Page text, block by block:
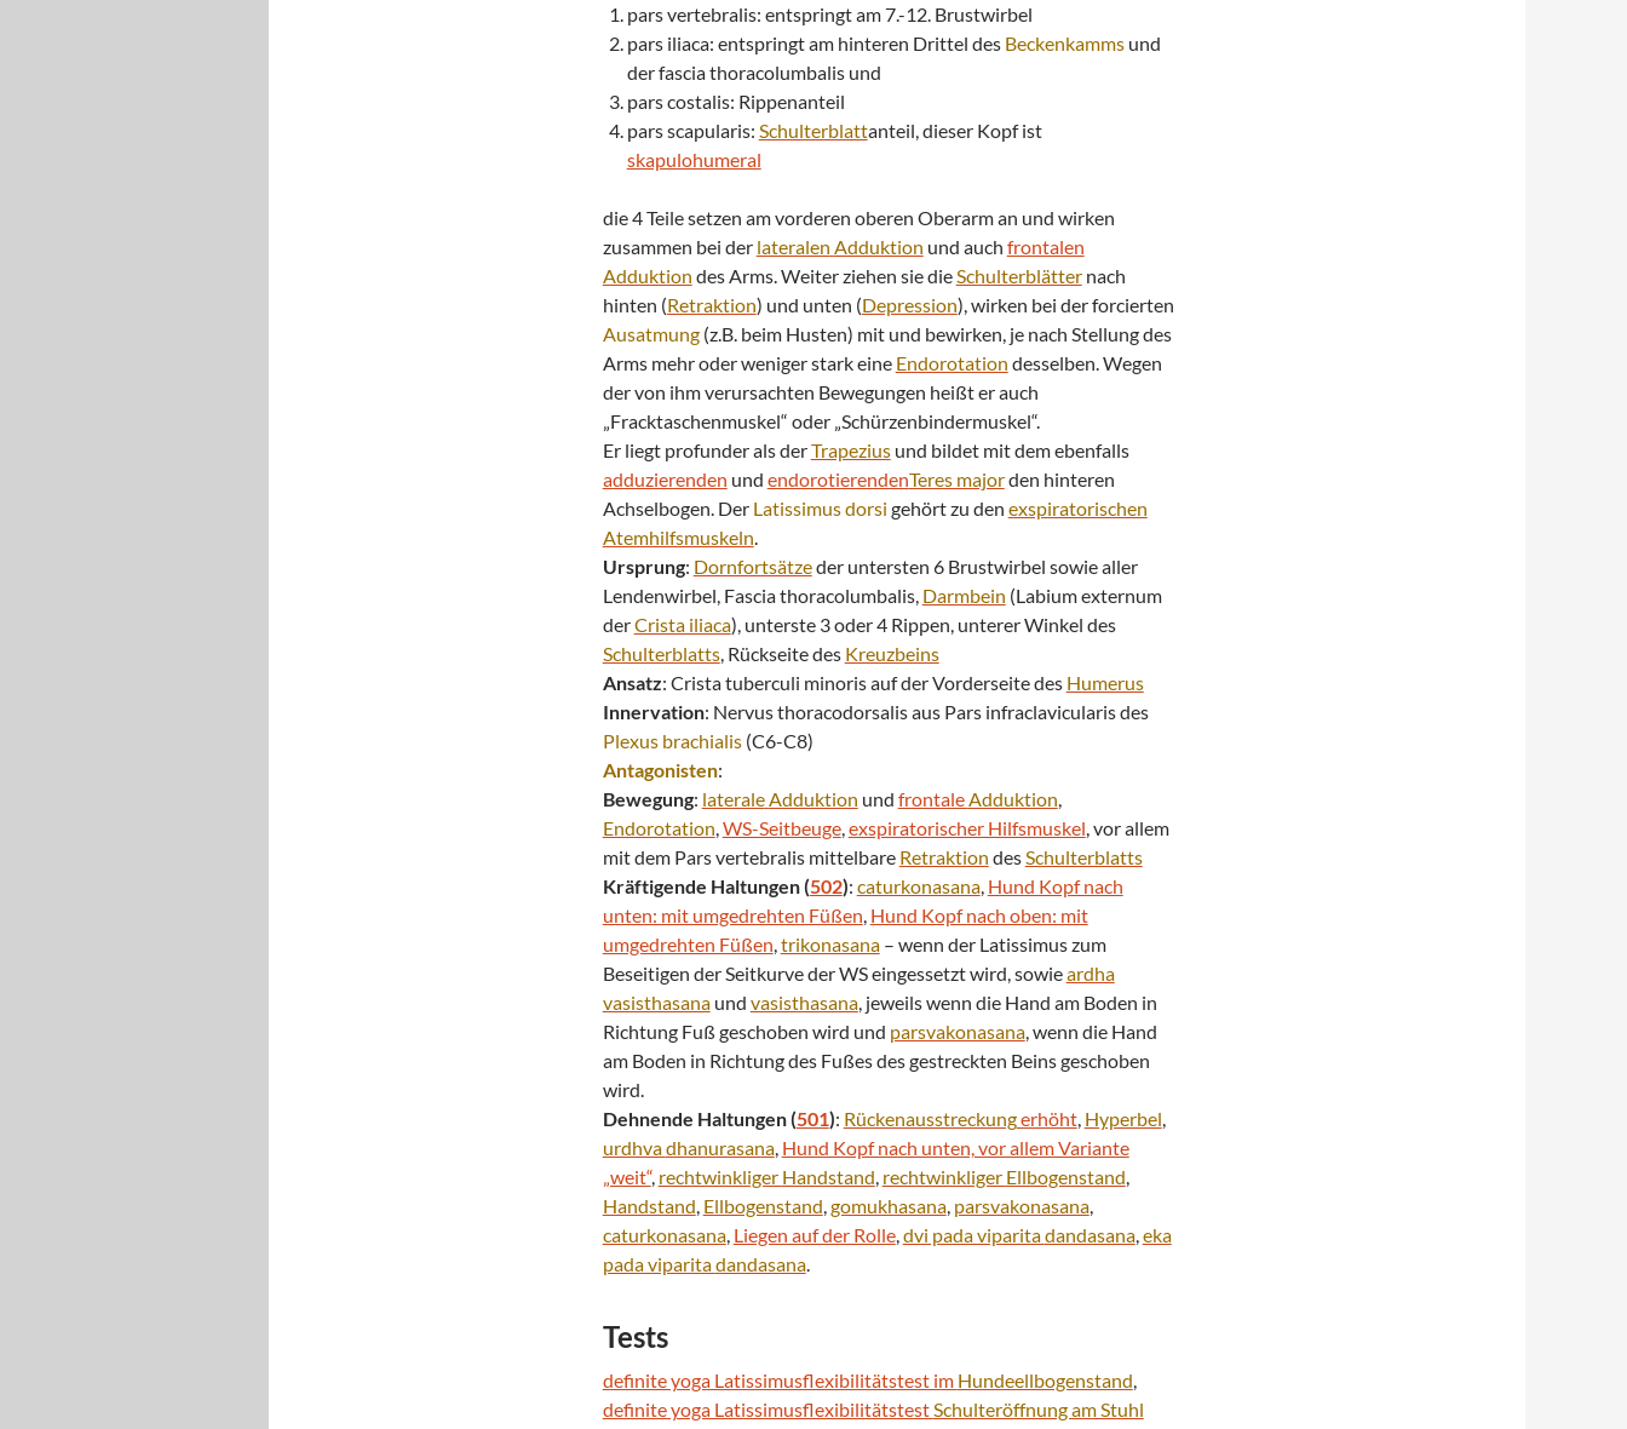
pars vertebralis: entspringt am 7.-12. Brustwirbel
pars iliaca: entspringt am hinteren Drittel des Beckenkammsund
der fascia thoracolumbalis und
pars costalis: Rippenanteil
pars scapularis: Schulterblattanteil, dieser Kopf ist
skapulohumeral
die 4 Teile setzen am vorderen oberen Oberarm an und wirken
zusammen bei der lateralen Adduktion und auch frontalen
Adduktion des Arms. Weiter ziehen sie die Schulterblätternach
hinten (Retraktion) und unten (Depression), wirken bei der forcierten
Ausatmung(z.B. beim Husten) mit und bewirken, je nach Stellung des
Arms mehr oder weniger stark eine Endorotation desselben. Wegen
der von ihm verursachten Bewegungen heißt er auch
„Fracktaschenmuskel“ oder „Schürzenbindermuskel“.
Er liegt profunder als derTrapeziusund bildet mit dem ebenfalls
adduzierenden und endorotierendenTeres majorden hinteren
Achselbogen. Der Latissimus dorsi gehört zu den exspiratorischen
Atemhilfsmuskeln
Ursprung: Dornfortsätzeder untersten 6 Brustwirbel sowie aller
Lendenwirbel, Fascia thoracolumbalis, Darmbein (Labium externum
derCrista iliaca), unterste 3 oder 4 Rippen, unterer Winkel des
Schulterblatts, Rückseite des Kreuzbeins
Ansatz: Crista tuberculi minoris auf der Vorderseite des Humerus
Innervation: Nervus thoracodorsalis aus Pars infraclavicularis des
Plexus brachialis(C6-C8)
Antagonisten:
Bewegung: laterale Adduktion und frontale Adduktion
Endorotation WS-Seitbeuge, exspiratorischer Hilfsmuskel , vor allem
mit dem Pars vertebralis mittelbare Retraktion des Schulterblatts
Kräftigende Haltungen (502): caturkonasana, Hund Kopf nach
unten: mit umgedrehten Füßen Hund Kopf nach oben: mit
umgedrehten Füßen trikonasana– wenn der Latissimus zum
Beseitigen der Seitkurve der WS eingessetzt wird, sowieardha
vasisthasanaund vasisthasana, jeweils wenn die Hand am Boden in
Richtung Fuß geschoben wird und parsvakonasana, wenn die Hand
am Boden in Richtung des Fußes des gestreckten Beins geschoben
wird.
Dehnende Haltungen (501): Rückenausstreckungerhöht, Hyperbel
urdhvadhanurasana, Hund Kopf nach unten, vor allem Variante
„weit“, rechtwinkliger Handstand rechtwinkliger Ellbogenstand
Handstand Ellbogenstand gomukhasana, parsvakonasana,
caturkonasana, Liegen auf der Rolle, dvi pada viparitadandasana, eka
pada viparitadandasana.
Tests
definite yoga Latissimusflexibilitätstest im Hundeellbogenstand
definite yoga Latissimusflexibilitätstest Schulteröffnung am Stuhl